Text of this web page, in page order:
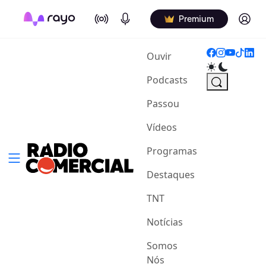
On Air Podcasts Premium Log in
Ouvir(current)
Podcasts
Passou
Vídeos
Programas
Destaques
TNT
Notícias
Somos
Nós